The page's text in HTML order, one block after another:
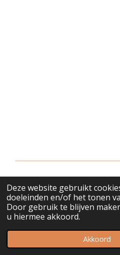
Deze website gebruikt
doeleinden en/of het tonen
Door gebruik te blijven
u hiermee akkoord.
Akkoord
© 2018 - 2026 bijuwels
Telefoonnummer